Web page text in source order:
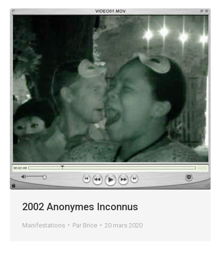
2002 Anonymes Inconnus
Manifestations Par Brice 20 mars 2020